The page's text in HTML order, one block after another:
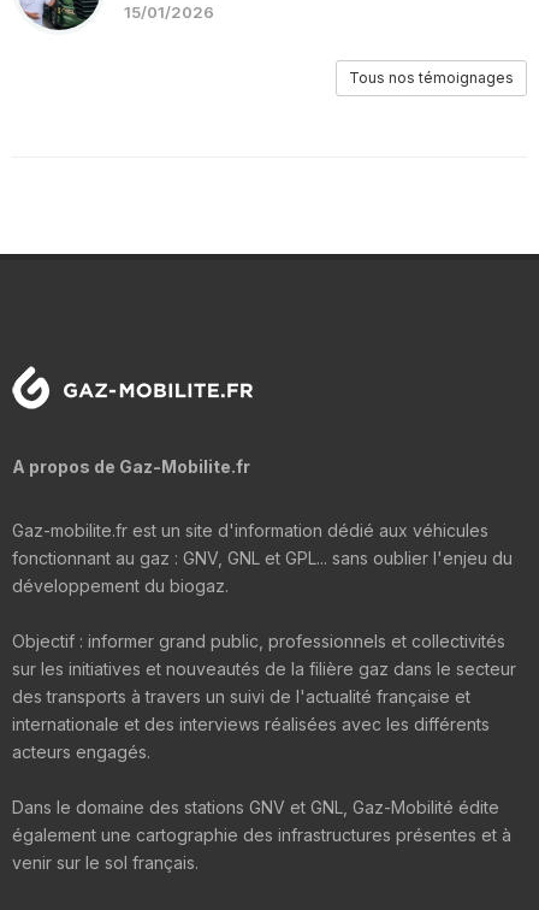
15/01/2026
Tous nos témoignages
A propos de Gaz-Mobilite.fr
Gaz-mobilite.fr est un site d'information dédié aux véhicules
fonctionnant au gaz : GNV, GNL et GPL... sans oublier l'enjeu du
développement du biogaz.
Objectif : informer grand public, professionnels et collectivités
sur les initiatives et nouveautés de la filière gaz dans le secteur
des transports à travers un suivi de l'actualité française et
internationale et des interviews réalisées avec les différents
acteurs engagés.
Dans le domaine des stations GNV et GNL, Gaz-Mobilité édite
également une cartographie des infrastructures présentes et à
venir sur le sol français.